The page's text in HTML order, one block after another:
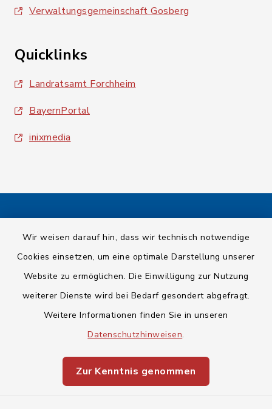
Wir weisen darauf hin, dass wir technisch notwendige
Cookies einsetzen, um eine optimale Darstellung unserer
Website zu ermöglichen. Die Einwilligung zur Nutzung
weiterer Dienste wird bei Bedarf gesondert abgefragt.
Weitere Informationen finden Sie in unseren
Datenschutzhinweisen.
Zur Kenntnis genommen
Verwaltungsgemeinschaft Gosberg
Quicklinks
Landratsamt Forchheim
BayernPortal
inixmedia
Barrierefreiheit
Datenschutz
Impressum
Sitemap
Cookie-Einstellungen